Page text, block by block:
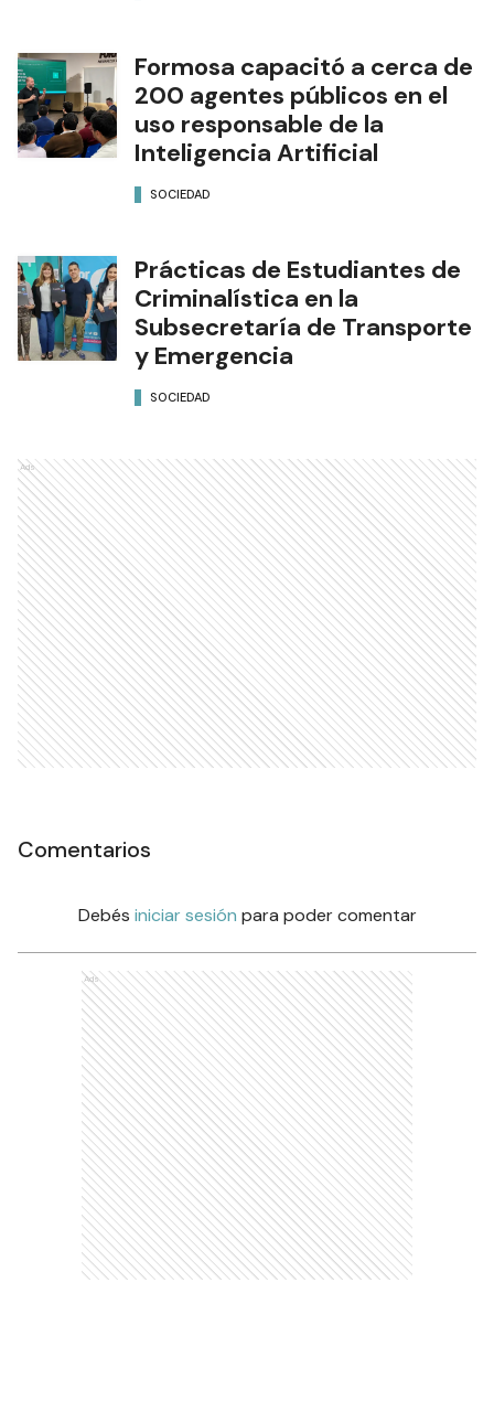
Formosa capacitó a cerca de
200 agentes públicos en el
uso responsable de la
Inteligencia Artificial
SOCIEDAD
Prácticas de Estudiantes de
Criminalística en la
Subsecretaría de Transporte
y Emergencia
SOCIEDAD
Ads
Comentarios
Debés iniciar sesión para poder comentar
Ads